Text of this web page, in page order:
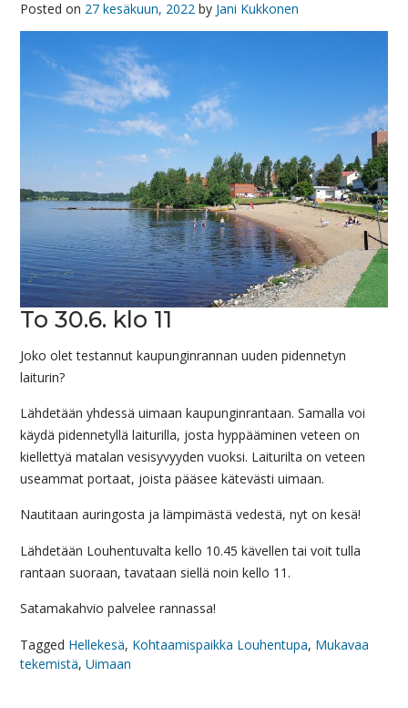
Posted on 27 kesäkuun, 2022 by Jani Kukkonen
To 30.6. klo 11
Joko olet testannut kaupunginrannan uuden pidennetyn
laiturin?
Lähdetään yhdessä uimaan kaupunginrantaan. Samalla voi
käydä pidennetyllä laiturilla, josta hyppääminen veteen on
kiellettyä matalan vesisyvyyden vuoksi. Laiturilta on veteen
useammat portaat, joista pääsee kätevästi uimaan.
Nautitaan auringosta ja lämpimästä vedestä, nyt on kesä!
Lähdetään Louhentuvalta kello 10.45 kävellen tai voit tulla
rantaan suoraan, tavataan siellä noin kello 11.
Satamakahvio palvelee rannassa!
Tagged Hellekesä, Kohtaamispaikka Louhentupa, Mukavaa
tekemistä, Uimaan